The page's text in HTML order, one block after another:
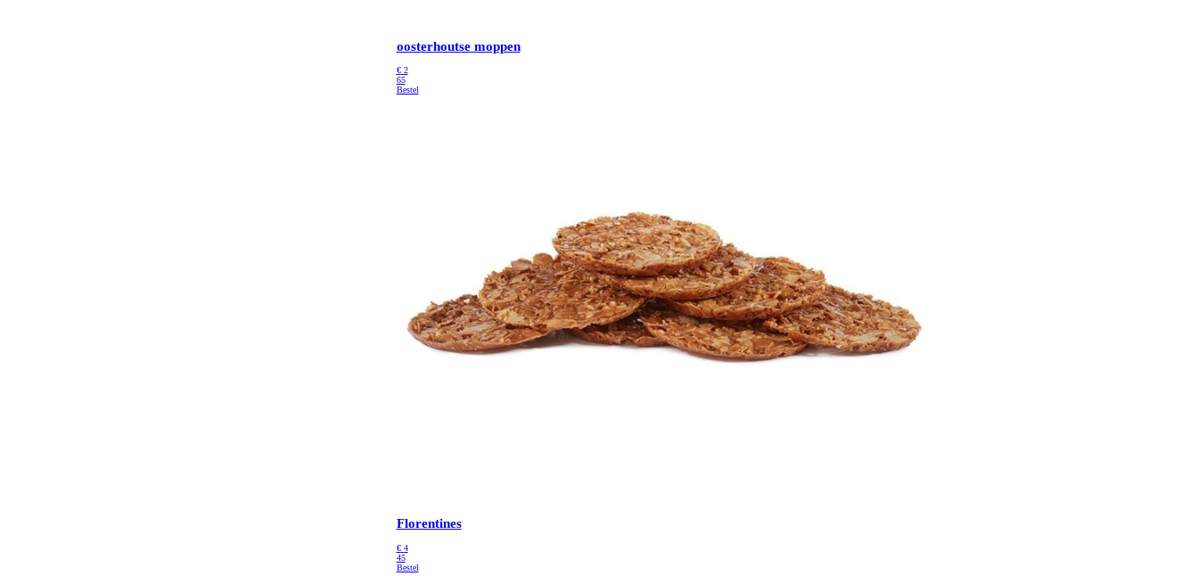
oosterhoutse moppen
€ 2
65
Bestel
Florentines
€ 4
45
Bestel